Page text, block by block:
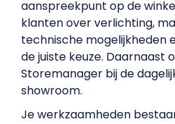
aanspreekpunt op de
klanten over verlichting,
technische mogelijkheden
de juiste keuze. Daarnaast
Storemanager bij de
showroom.
Je werkzaamheden